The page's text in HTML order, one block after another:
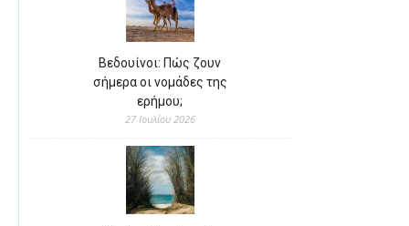
Βεδουίνοι: Πώς ζουν
σήμερα οι νομάδες της
ερήμου;
27 Ιουλίου 2026